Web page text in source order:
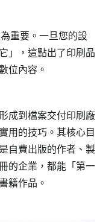
重要。一旦您的設
」，這點出了印刷品
位內容。
成到檔案交付印刷廠
用的技巧。其核心目
自費出版的作者、製
的企業，都能「第一
籍作品。